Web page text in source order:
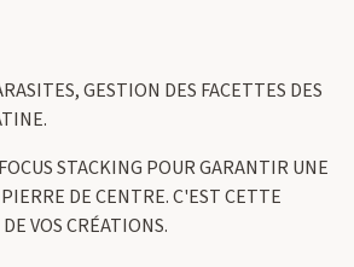
GESTION DES FACETTES DES
STACKING POUR GARANTIR UNE
DE CENTRE. C'EST CETTE
VOS CRÉATIONS.